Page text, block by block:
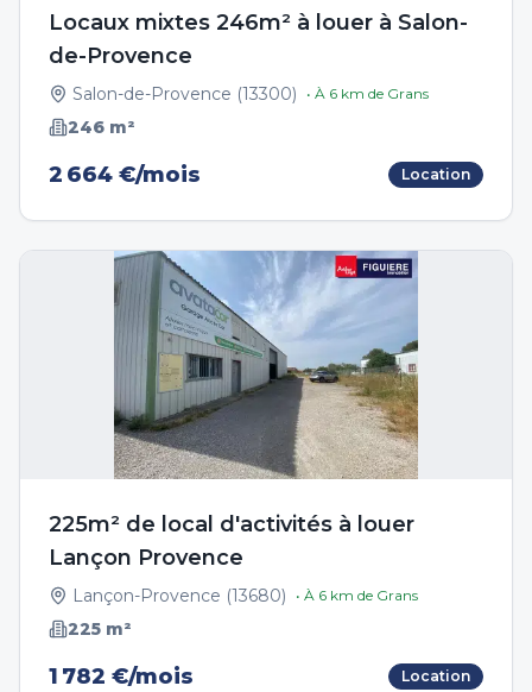
Locaux mixtes 246m² à louer à Salon-
de-Provence
Salon-de-Provence (13300) • À 6 km de Grans
246 m²
2 664 €/mois Location
225m² de local d'activités à louer
Lançon Provence
Lançon-Provence (13680) • À 6 km de Grans
225 m²
1 782 €/mois Location